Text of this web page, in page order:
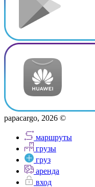
papacargo, 2026 ©
маршруты
грузы
груз
аренда
вход